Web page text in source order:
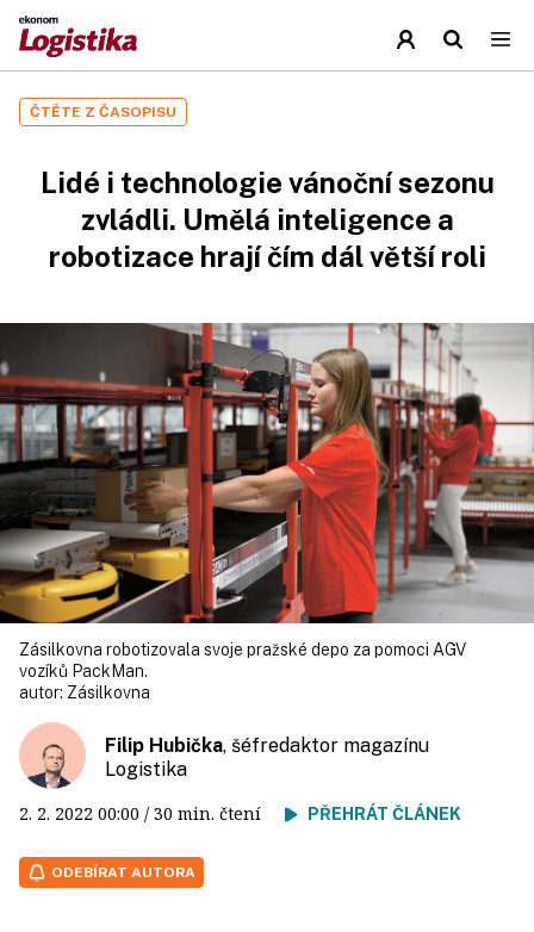
ČTĚTE Z ČASOPISU
Lidé i technologie vánoční sezonu
zvládli. Umělá inteligence a
robotizace hrají čím dál větší roli
Zásilkovna robotizovala svoje pražské depo za pomoci AGV
vozíků PackMan.
autor: Zásilkovna
Filip Hubička, šéfredaktor magazínu
Logistika
2. 2. 2022 00:00 / 30 min. čtení PŘEHRÁT ČLÁNEK
ODEBÍRAT AUTORA